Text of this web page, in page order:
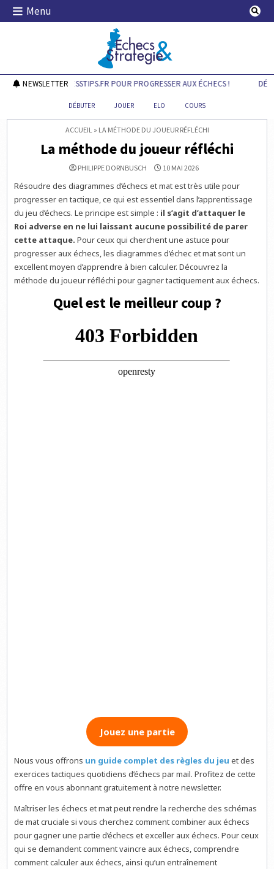
Skip
Menu
Echecs & Stratégie
NEWSLETTER
DÉCOUVREZ CHESSTIPS.FR POUR PROGRESSER AUX ÉCHECS !
DÉBUTER JOUER ELO COURS
ACCUEIL» LA MÉTHODE DU JOUEUR RÉFLÉCHI
La méthode du joueur réfléchi
PHILIPPE DORNBUSCH 10 MAI 2026
Résoudre des diagrammes d’échecs et mat est très utile pour
progresser en tactique, ce qui est essentiel dans l’apprentissage
du jeu d’échecs. Le principe est simple : il s’agit d’attaquer le
Roi adverse en ne lui laissant aucune possibilité de parer
cette attaque. Pour ceux qui cherchent une astuce pour
progresser aux échecs, les diagrammes d’échec et mat sont un
excellent moyen d’apprendre à bien calculer. Découvrez la
méthode du joueur réfléchi pour gagner tactiquement aux échecs.
Quel est le meilleur coup ?
Jouez une partie
Nous vous offrons un guide complet des règles du jeu et des
exercices tactiques quotidiens d’échecs par mail. Profitez de cette
offre en vous abonnant gratuitement à notre newsletter.
Maîtriser les échecs et mat peut rendre la recherche des schémas
de mat cruciale si vous cherchez comment combiner aux échecs
pour gagner une partie d’échecs et exceller aux échecs. Pour ceux
qui se demandent comment vaincre aux échecs, comprendre
comment calculer aux échecs, ainsi qu’un entraînement